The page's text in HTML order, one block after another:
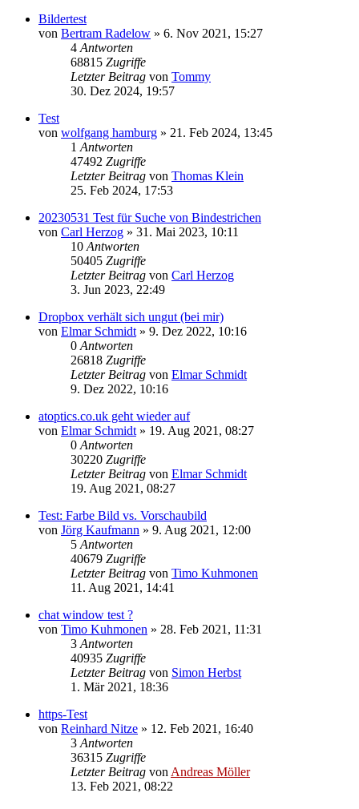
Bildertest
von Bertram Radelow » 6. Nov 2021, 15:27
4 Antworten
68815 Zugriffe
Letzter Beitrag von Tommy
30. Dez 2024, 19:57
Test
von wolfgang hamburg » 21. Feb 2024, 13:45
1 Antworten
47492 Zugriffe
Letzter Beitrag von Thomas Klein
25. Feb 2024, 17:53
20230531 Test für Suche von Bindestrichen
von Carl Herzog » 31. Mai 2023, 10:11
10 Antworten
50405 Zugriffe
Letzter Beitrag von Carl Herzog
3. Jun 2023, 22:49
Dropbox verhält sich ungut (bei mir)
von Elmar Schmidt » 9. Dez 2022, 10:16
0 Antworten
26818 Zugriffe
Letzter Beitrag von Elmar Schmidt
9. Dez 2022, 10:16
atoptics.co.uk geht wieder auf
von Elmar Schmidt » 19. Aug 2021, 08:27
0 Antworten
30220 Zugriffe
Letzter Beitrag von Elmar Schmidt
19. Aug 2021, 08:27
Test: Farbe Bild vs. Vorschaubild
von Jörg Kaufmann » 9. Aug 2021, 12:00
5 Antworten
40679 Zugriffe
Letzter Beitrag von Timo Kuhmonen
11. Aug 2021, 14:41
chat window test ?
von Timo Kuhmonen » 28. Feb 2021, 11:31
3 Antworten
40935 Zugriffe
Letzter Beitrag von Simon Herbst
1. Mär 2021, 18:36
https-Test
von Reinhard Nitze » 12. Feb 2021, 16:40
3 Antworten
36315 Zugriffe
Letzter Beitrag von Andreas Möller
13. Feb 2021, 08:22